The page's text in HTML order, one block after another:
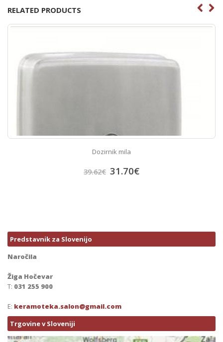
RELATED PRODUCTS
Dozirnik mila
39.62€ 31.70€
Predstavnik za Slovenijo
Naročila
Žiga Hočevar
T: 031 255 900
E: keramoteka.salon@gmail.com
Trgovine v Sloveniji